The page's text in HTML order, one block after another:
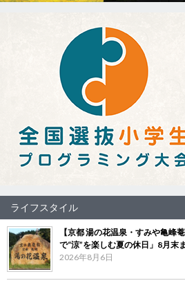
ライフスタイル
【京都 湯の花温泉・すみや亀峰
で“涼”を楽しむ夏の休日」8月末
2026年8月6日